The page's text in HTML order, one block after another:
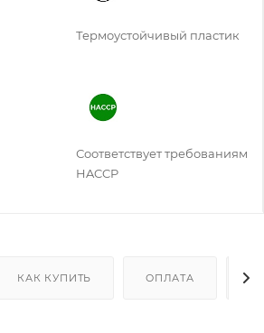
Термоустойчивый пластик
Соответствует требованиям
HACCP
КАК КУПИТЬ ОПЛАТА